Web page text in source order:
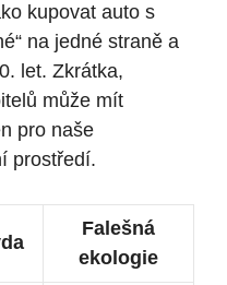
kupovat auto s
na jedné straně a
let. Zkrátka,
může mít
pro naše
prostředí.
Falešná
ekologie